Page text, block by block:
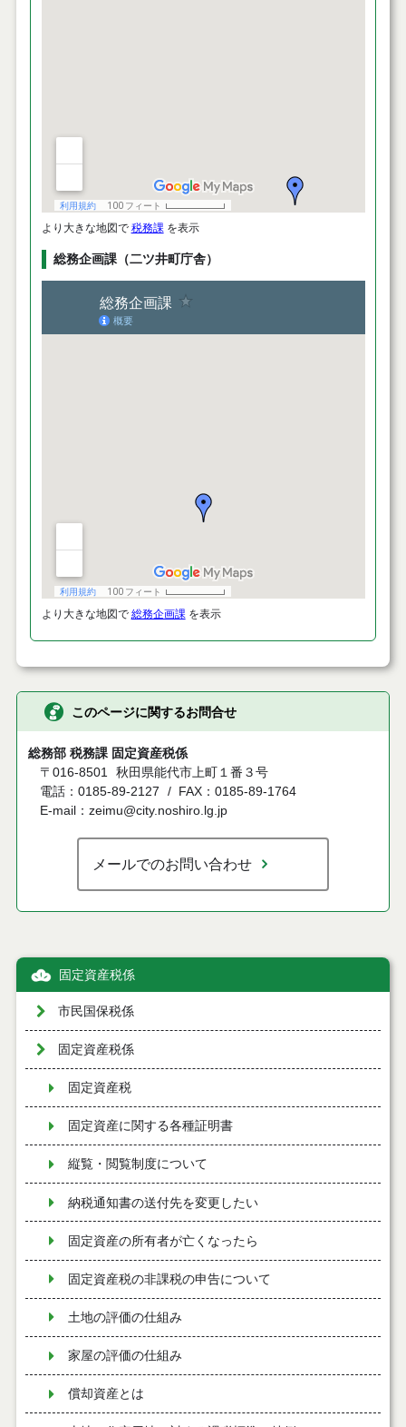
より大きな地図で 税務課を表示
総務企画課（二ツ井町庁舎）
より大きな地図で 総務企画課を表示
このページに関するお問合せ
総務部 税務課 固定資産税係
〒016-8501 秋田県能代市上町１番３号
電話：0185-89-2127
FAX：0185-89-1764
E-mail：zeimu@city.noshiro.lg.jp
メールでのお問い合わせ
固定資産税係
市民国保税係
固定資産税係
固定資産税
固定資産に関する各種証明書
縦覧・閲覧制度について
納税通知書の送付先を変更したい
固定資産の所有者が亡くなったら
固定資産税の非課税の申告について
土地の評価の仕組み
家屋の評価の仕組み
償却資産とは